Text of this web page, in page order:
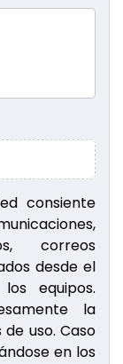
consiente
correos
desde el
equipos.
la
uso. Caso
en los